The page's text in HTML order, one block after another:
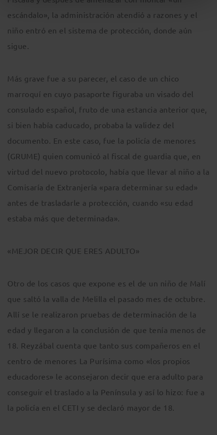
escándalo», la administración atendió a razones y el
niño entró en el sistema de protección, donde aún
sigue.
Más grave fue a su parecer, el caso de un chico
marroquí en cuyo pasaporte figuraba un visado del
consulado español, fruto de una estancia anterior que,
si bien había caducado, probaba la validez del
documento. En este caso, fue la policía de menores
(GRUME) quien comunicó al fiscal de guardia que, en
virtud del nuevo protocolo, había que llevar al niño a la
Comisaría de Extranjería «para determinar su edad»
antes de trasladarle a protección, cuando «su edad
estaba más que determinada».
«MEJOR DECIR QUE ERES ADULTO»
Otro de los casos que expone es el de un niño de Malí
que saltó la valla de Melilla el pasado mes de octubre.
Allí se le realizaron pruebas de determinación de la
edad y llegaron a la conclusión de que tenía menos de
18. Reyzábal cuenta que tanto sus compañeros en el
centro de menores La Purísima como «los propios
educadores» le aconsejaron decir que era adulto para
conseguir el traslado a la Península y así lo hizo: fue a
la policía en el CETI y se declaró mayor de 18.